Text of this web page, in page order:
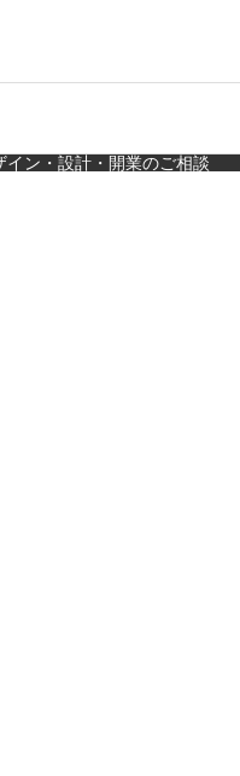
料理・個室の距離感か
イン・設計・開業のご相談